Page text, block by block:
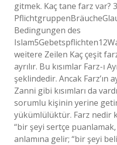
gitmek. Kaç tane farz var?
Bedingungen des
weitere Zeilen Kaç çeşit
ayrılır. Bu kısımlar Farz-ı
şeklindedir. Ancak Farz’ın
Zanni gibi kısımları da
sorumlu kişinin yerine
yükümlülüktür. Farz nedir
“bir şeyi sertçe
anlamına gelir; “bir şeyi